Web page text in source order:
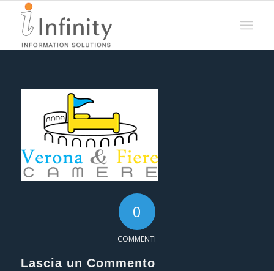
0
COMMENTI
Lascia un Commento